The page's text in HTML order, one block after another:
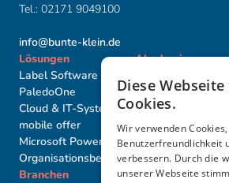
Tel.: 02171 9049100
info@bunte-klein.de
Lösungen
Label Software
PaledoOne
Cloud & IT-Systeme
mobile offer
Microsoft PowerBI
Organisationsberatung
Akademie
Label Proﬁ-
Akademie
Seminartermine
Branchen Weiteres
Diese
Cookies.
Wir verwenden
Benutzerfreundlichkeit
verbessern. Durch die
unserer Webseite